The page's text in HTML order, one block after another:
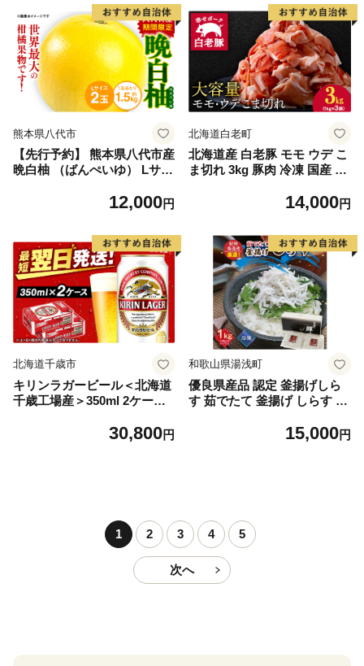
鰯 いわし イワシ 切り身 おつ
まみ おかず 惣菜 人気 珍味
グルメ 規格外 国産 新鮮 魚介
天然 乾き物 乾物 酒のあて 旬
季節 お中元 お歳暮 母の日 父
の日 武久海産 愛南町 愛媛県
茨城県 行方市(EY-25)
熊本県八代市
【先行予約】 熊本県八代市産
晩白柚 （ばんぺいゆ） Lサイ
もの フルーツ おやつ 特産 熊
12,000円
北海道白老町
北海道産 白老豚 モモ ウデ こ
ま切れ 3kg 豚肉 冷凍 国産 ス
14,000円
北海道千歳市
キリンラガービール＜北海道
千歳工場産＞350ml 2ケース
30,800円
和歌山県湯浅町
優良県産品 認定 釜揚げしら
す 茹でたて 釜揚げ しらす 無
国産 海の幸 海鮮 魚介 紀州湯
15,000円
1 2 3 4 5
次へ